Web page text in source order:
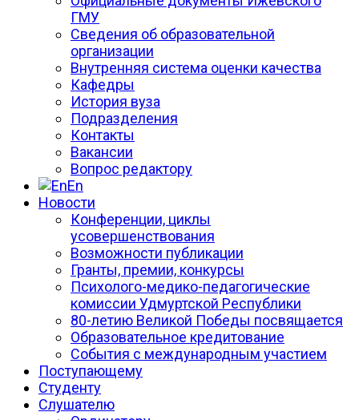
ГМУ
Сведения об образовательной
организации
Внутренняя система оценки качества
Кафедры
История вуза
Подразделения
Контакты
Вакансии
Вопрос редактору
En
Новости
Конференции, циклы
усовершенствования
Возможности публикации
Гранты, премии, конкурсы
Психолого-медико-педагогические
комиссии Удмуртской Республики
80-летию Великой Победы посвящается
Образовательное кредитование
События с международным участием
Поступающему
Студенту
Слушателю